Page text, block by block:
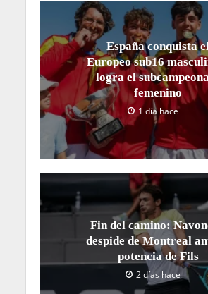
España conquista
Europeo sub16
logra el
femenino
1 día hace
Fin del camino:
despide de Montreal
potencia de Fils
2 días hace